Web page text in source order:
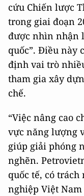
cứu Chiến lược
trong giai đoạn
được nhìn nhận
quốc”. Điều này
định vai trò
tham gia xây
chế.
“Việc nâng cao
vực năng lượng
giúp giải phóng
nghẽn.
quốc tế, có
nghiệp Việt